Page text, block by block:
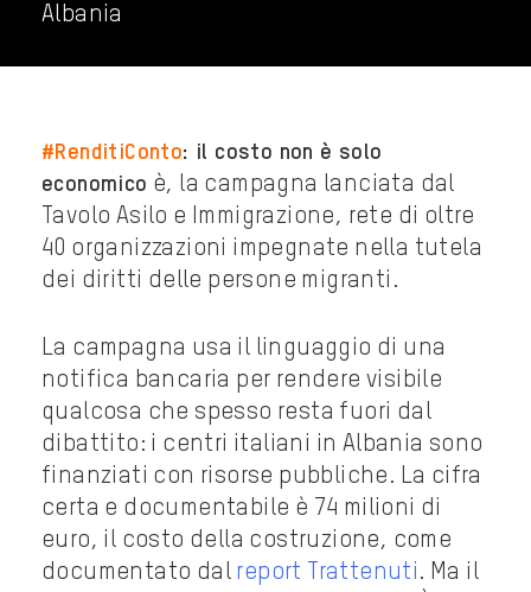
Albania
#RenditiConto: il costo non è solo
economico è, la campagna lanciata dal
Tavolo Asilo e Immigrazione, rete di oltre
40 organizzazioni impegnate nella tutela
dei diritti delle persone migranti.
La campagna usa il linguaggio di una
notifica bancaria per rendere visibile
qualcosa che spesso resta fuori dal
dibattito: i centri italiani in Albania sono
finanziati con risorse pubbliche. La cifra
certa e documentabile è 74 milioni di
euro, il costo della costruzione, come
documentato dal report Trattenuti . Ma il